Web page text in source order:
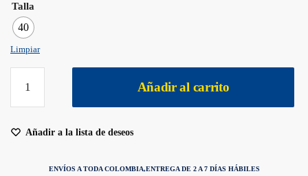
Talla
40
Limpiar
Añadir al carrito
Añadir a la lista de deseos
ENVÍOS A TODA COLOMBIA,ENTREGA DE 2 A 7 DÍAS HÁBILES